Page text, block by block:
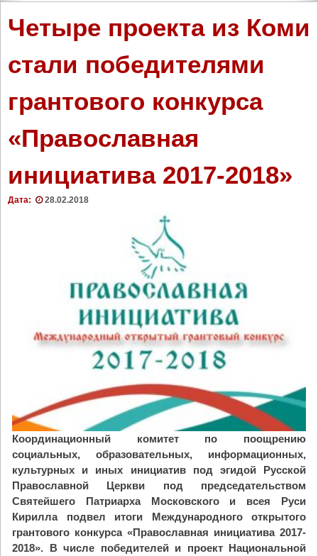
Четыре проекта из Коми
стали победителями
грантового конкурса
«Православная
инициатива 2017-2018»
Дата: 28.02.2018
Координационный комитет по поощрению
социальных, образовательных, информационных,
культурных и иных инициатив под эгидой Русской
Православной Церкви под председательством
Святейшего Патриарха Московского и всея Руси
Кирилла подвел итоги Международного открытого
грантового конкурса «Православная инициатива 2017-
2018». В числе победителей и проект Национальной